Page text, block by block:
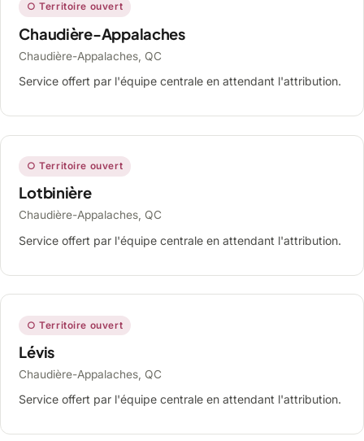
○ Territoire ouvert
Chaudière-Appalaches
Chaudière-Appalaches, QC
Service offert par l'équipe centrale en attendant l'attribution.
○ Territoire ouvert
Lotbinière
Chaudière-Appalaches, QC
Service offert par l'équipe centrale en attendant l'attribution.
○ Territoire ouvert
Lévis
Chaudière-Appalaches, QC
Service offert par l'équipe centrale en attendant l'attribution.